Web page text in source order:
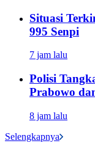
Situasi
995 Senpi
7 jam lalu
Polisi
Prabowo
8 jam lalu
Selengkapnya